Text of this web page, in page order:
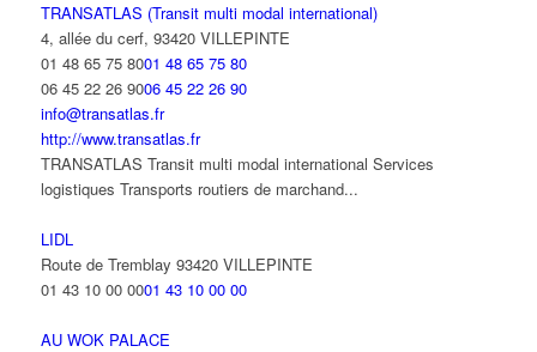
TRANSATLAS (Transit multi modal international)
4, allée du cerf, 93420 VILLEPINTE
01 48 65 75 8001 48 65 75 80
06 45 22 26 9006 45 22 26 90
info@transatlas.fr
http://www.transatlas.fr
TRANSATLAS Transit multi modal international Services
logistiques Transports routiers de marchand...
LIDL
Route de Tremblay 93420 VILLEPINTE
01 43 10 00 0001 43 10 00 00
AU WOK PALACE